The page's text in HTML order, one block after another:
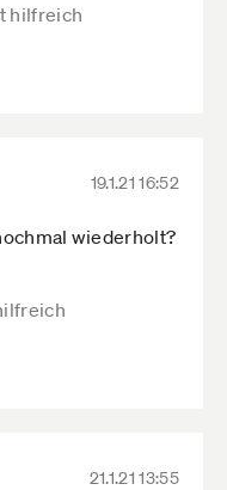
hilfreich
19.1.21 16:52
wiederholt?
21.1.21 13:55